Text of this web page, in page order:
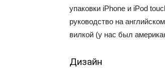
упаковки iPhone и iPod
руководство на
вилкой (у нас был
Дизайн